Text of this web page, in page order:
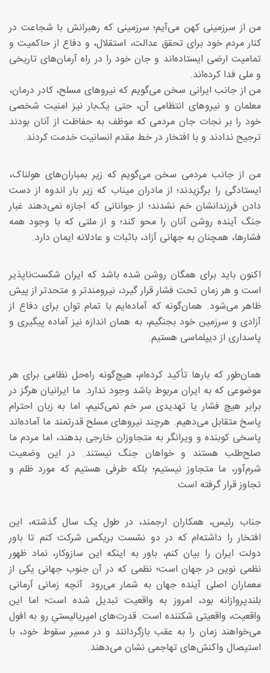
من از سرزمینی کهن می‌آیم؛ سرزمینی که رهبرانش با شجاعت در
کنار مردم خود برای تحقق عدالت، استقلال، و دفاع از حاکمیت و
تمامیت ارضی ایستاده‌اند و جان خود را در راه آرمان‌های تاریخی
و ملی فدا کرده‌اند.
من از جانب ایرانی سخن می‌گویم که نیروهای مسلح، کادر درمان،
معلمان و نیروهای انتظامی آن، حتی یک‌بار نیز امنیت شخصی
خود را بر نجات جان مردمی که موظف به حفاظت از آنان بودند
ترجیح ندادند و با افتخار در خط مقدم انسانیت خدمت کردند.
من از جانب مردمی سخن می‌گویم که زیر بمباران‌های هولناک،
ایستادگی را برگزیدند؛ از مادران میناب که زیر بار اندوه از دست
دادن فرزندانشان خم نشدند؛ از جوانانی که اجازه نمی‌دهند غبار
جنگ آینده روشن آنان را محو کند؛ و از ملتی که با وجود همه
فشارها، همچنان به جهانی آزاد، باثبات و عادلانه ایمان دارد.
اکنون باید برای همگان روشن شده باشد که ایران شکست‌ناپذیر
است و هر زمان تحت فشار قرار گیرد، نیرومندتر و متحدتر از پیش
ظاهر می‌شود. همان‌گونه که آماده‌ایم با تمام توان برای دفاع از
آزادی و سرزمین خود بجنگیم، به همان اندازه نیز آماده پیگیری و
پاسداری از دیپلماسی هستیم.
همان‌طور که بارها تأکید کرده‌ام، هیچ‌گونه راه‌حل نظامی برای هر
موضوعی که به ایران مربوط باشد وجود ندارد. ما ایرانیان هرگز در
برابر هیچ فشار یا تهدیدی سر خم نمی‌کنیم، اما به زبان احترام
پاسخ متقابل می‌دهیم. هرچند نیروهای مسلح قدرتمند ما آماده‌اند
پاسخی کوبنده و ویرانگر به متجاوزان خارجی بدهند، اما مردم ما
صلح‌طلب هستند و خواهان جنگ نیستند. در این وضعیت
شرم‌آور، ما متجاوز نیستیم؛ بلکه طرفی هستیم که مورد ظلم و
تجاوز قرار گرفته است.
جناب رئیس، همکاران ارجمند، در طول یک سال گذشته، این
افتخار را داشته‌ام که در دو نشست بریکس شرکت کنم تا باور
دولت ایران را بیان کنم، باور به اینکه این سازوکار، نماد ظهور
نظمی نوین در جهان است؛ نظمی که در آن جنوب جهانی یکی از
معماران اصلی آینده جهان به شمار می‌رود. آنچه زمانی آرمانی
بلندپروازانه بود، امروز به واقعیت تبدیل شده است؛ اما این
واقعیت، واقعیتی شکننده است. قدرت‌های امپریالیستیِ رو به افول
می‌خواهند زمان را به عقب بازگردانند و در مسیر سقوط خود، با
استیصال واکنش‌های تهاجمی نشان می‌دهند.